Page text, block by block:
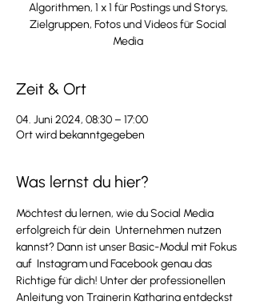
Algorithmen, 1 x 1 für Postings und Storys,
Zielgruppen, Fotos und Videos für Social
Media
Zeit & Ort
04. Juni 2024, 08:30 – 17:00
Ort wird bekanntgegeben
Was lernst du hier?
Möchtest du lernen, wie du Social Media
erfolgreich für dein  Unternehmen nutzen
kannst? Dann ist unser Basic-Modul mit Fokus
auf  Instagram und Facebook genau das
Richtige für dich! Unter der professionellen
Anleitung von Trainerin Katharina entdeckst